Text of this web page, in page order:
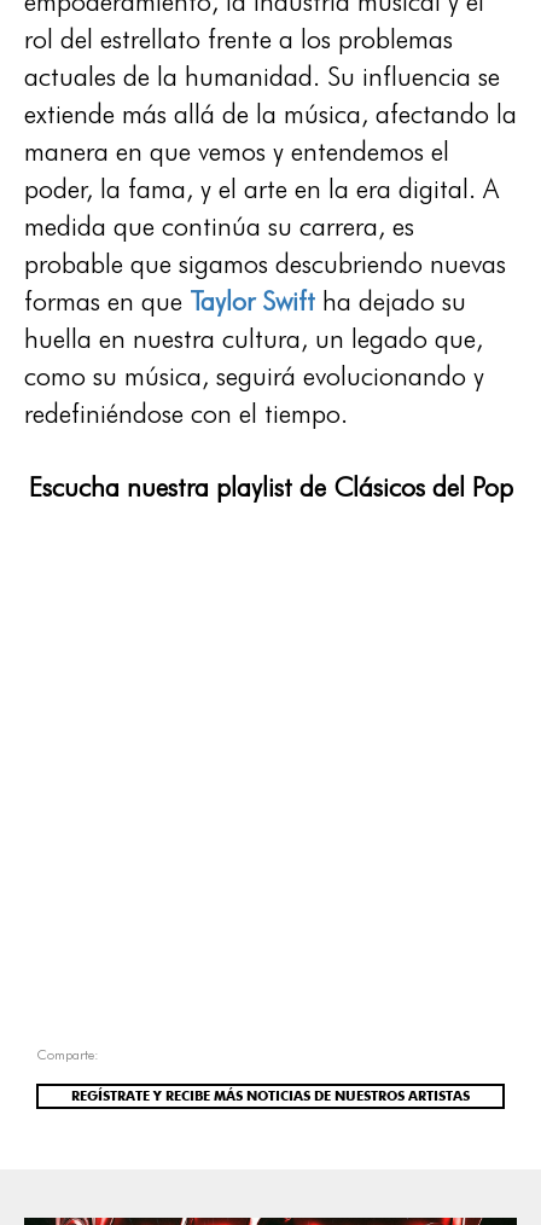
rol del estrellato frente a los problemas
actuales de la humanidad. Su influencia se
extiende más allá de la música, afectando la
manera en que vemos y entendemos el
poder, la fama, y el arte en la era digital. A
medida que continúa su carrera, es
probable que sigamos descubriendo nuevas
formas en que Taylor Swift ha dejado su
huella en nuestra cultura, un legado que,
como su música, seguirá evolucionando y
redefiniéndose con el tiempo.
Escucha nuestra playlist de Clásicos del Pop
Comparte:
REGÍSTRATE Y RECIBE MÁS NOTICIAS DE NUESTROS ARTISTAS